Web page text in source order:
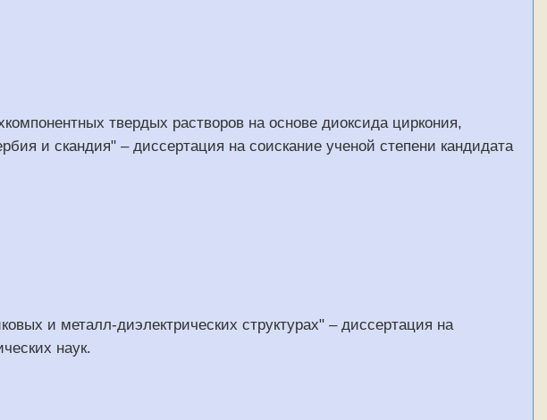
твердых растворов на основе диоксида циркония,
и скандия" – диссертация на соискание ученой степени кандидата
и металл-диэлектрических структурах" – диссертация на
наук.